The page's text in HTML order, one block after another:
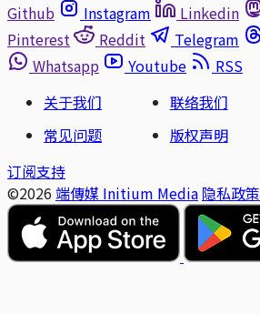
Github
Instagram Linkedin
Pinterest
Reddit Telegram
Whatsapp
Youtube
RSS
关于我们
联络我们
常见问题
版权声明
订阅支持
©2026 端傳媒 Initium Media 隐私政策